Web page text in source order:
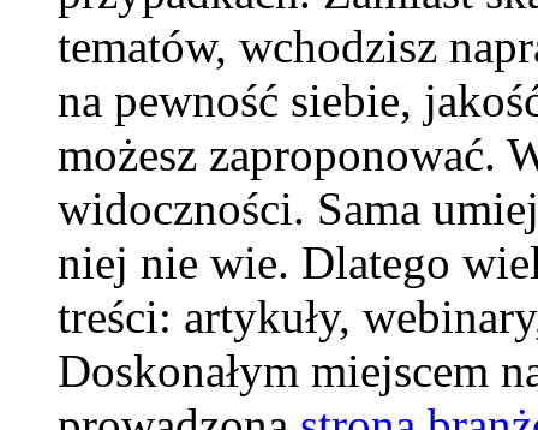
tematów, wchodzisz
na pewność siebie,
możesz zaproponować.
widoczności. Sama
niej nie wie. Dlatego
treści: artykuły,
Doskonałym miejscem